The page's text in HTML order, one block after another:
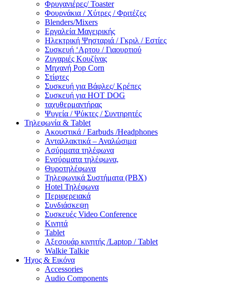
Φρυγανιέρες/ Toaster
Φουρνάκια / Χύτρες / Φριτέζες
Blenders/Mixers
Εργαλεία Μαγειρικής
Ηλεκτρική Ψησταριά / Γκριλ / Eστίες
Συσκευή ‘Αρτου / Γιαουρτιού
Ζυγαριές Κουζίνας
Μηχανή Pop Corn
Στίφτες
Συσκευή για Βάφλες/ Κρέπες
Συσκευή για HOT DOG
ταχυθερμαντήρας
Ψυγεία / Ψύκτες / Συντηρητές
Τηλεφωνία & Tablet
Ακουστικά / Earbuds /Headphones
Ανταλλακτικά – Αναλώσιμα
Ασύρματα τηλέφωνα
Ενσύρματα τηλέφωνα,
Θυροτηλέφωνα
Τηλεφωνικά Συστήματα (PBX)
Hotel Τηλέφωνα
Περιφερειακά
Συνδιάσκεψη
Συσκευές Video Conference
Κινητά
Tablet
Αξεσουάρ κινητής /Laptop / Tablet
Walkie Talkie
Ήχος & Εικόνα
Accessories
Audio Components